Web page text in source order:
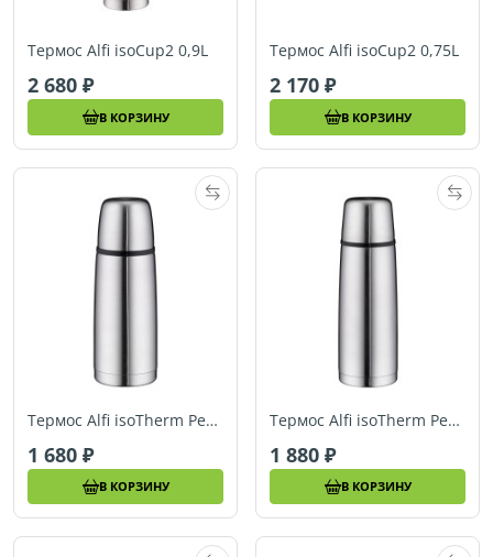
Термос Alfi isoCup2 0,9L
2 680
В КОРЗИНУ
Термос Alfi isoCup2 0,75L
2 170
В КОРЗИНУ
Термос Alfi isoTherm Perfect AS 0,35L
1 680
В КОРЗИНУ
Термос Alfi isoTherm Perfect AS 0,5L
1 880
В КОРЗИНУ